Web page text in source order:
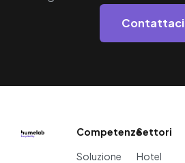
Contattaci
Competenze
Soluzione
Settori
Hotel